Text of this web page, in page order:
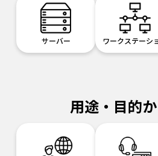
サーバー ワークステーシ
用途・目的